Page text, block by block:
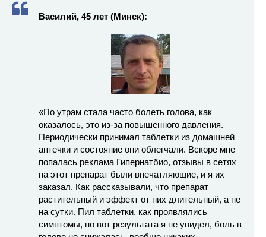
Василий, 45 лет (Минск):
«По утрам стала часто болеть голова, как
оказалось, это из-за повышенного давления.
Периодически принимал таблетки из домашней
аптечки и состояние они облегчали. Вскоре мне
попалась реклама Гипернатбио, отзывы в сетях
на этот препарат были впечатляющие, и я их
заказал. Как рассказывали, что препарат
растительный и эффект от них длительный, а не
на сутки. Пил таблетки, как проявлялись
симптомы, но вот результата я не увидел, боль в